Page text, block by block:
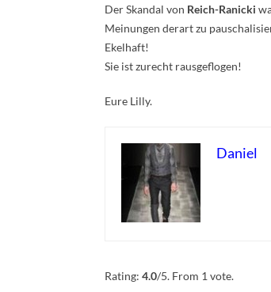
Der Skandal von Reich-Ranicki
Meinungen derart zu
Ekelhaft!
Sie ist zurecht rausgeflogen!
Eure Lilly.
Daniel
Rating: 4.0/5. From 1 vote.